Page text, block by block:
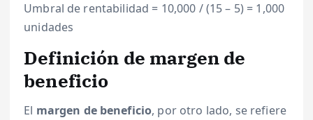
Umbral de rentabilidad = 10,000 / (15 – 5) = 1,000
unidades
Definición de margen de
beneficio
El margen de beneficio, por otro lado, se refiere